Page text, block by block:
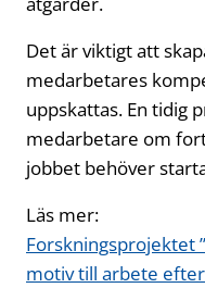
Det är viktigt att
medarbetares
uppskattas. En tidig
medarbetare om
jobbet behöver
Läs mer:
Forskningsprojektet
motiv till arbete